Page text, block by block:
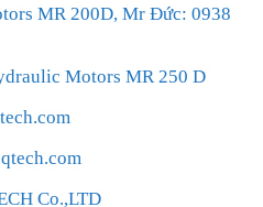
MR 200D, Mr Đức: 0938
Motors MR 250 D
Co.,LTD